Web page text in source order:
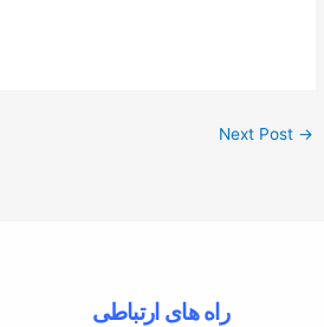
Next Post →
راه های ارتباطی